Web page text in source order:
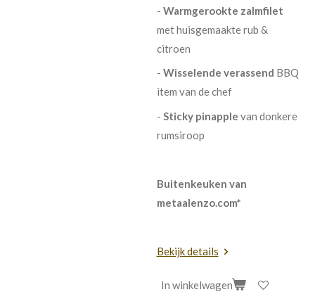
- Warmgerookte zalmfilet
met huisgemaakte rub &
citroen
- Wisselende verassend BBQ
item van de chef
- Sticky pinapple van donkere
rumsiroop
Buitenkeuken van
metaalenzo.com*
Bekijk details
In winkelwagen